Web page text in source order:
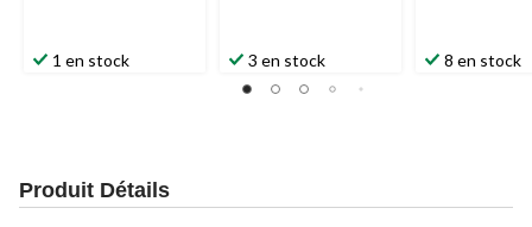
1 en stock 3 en stock 8 en stock
Produit Détails